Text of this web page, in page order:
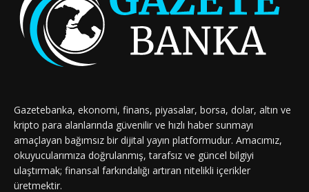
Gazetebanka, ekonomi, finans, piyasalar, borsa, dolar, altın ve
kripto para alanlarında güvenilir ve hızlı haber sunmayı
amaçlayan bağımsız bir dijital yayın platformudur. Amacımız,
okuyucularımıza doğrulanmış, tarafsız ve güncel bilgiyi
ulaştırmak; finansal farkındalığı artıran nitelikli içerikler
üretmektir.